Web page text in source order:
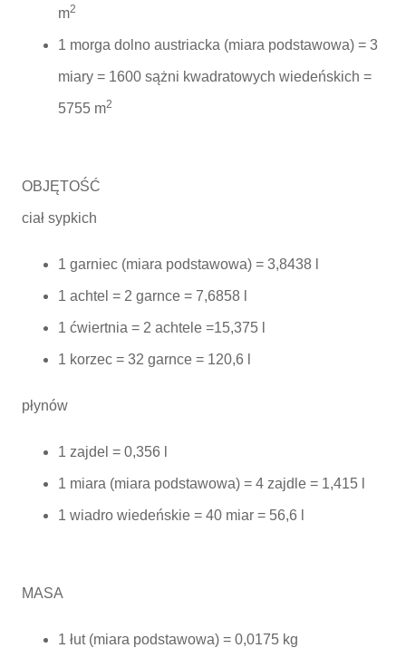
m2
1 morga dolno austriacka (miara podstawowa) = 3
miary = 1600 sążni kwadratowych wiedeńskich =
5755 m2
OBJĘTOŚĆ
ciał sypkich
1 garniec (miara podstawowa) = 3,8438 l
1 achtel = 2 garnce = 7,6858 l
1 ćwiertnia = 2 achtele =15,375 l
1 korzec = 32 garnce = 120,6 l
płynów
1 zajdel = 0,356 l
1 miara (miara podstawowa) = 4 zajdle = 1,415 l
1 wiadro wiedeńskie = 40 miar = 56,6 l
MASA
1 łut (miara podstawowa) = 0,0175 kg